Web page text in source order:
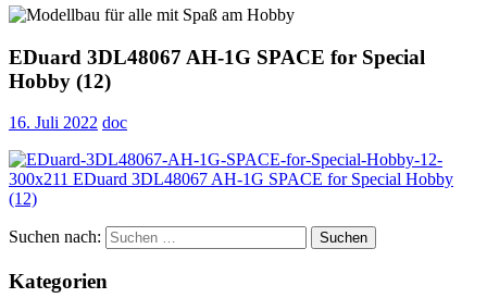
to
EDuard 3DL48067 AH-1G SPACE for Special
Hobby (12)
16. Juli 2022 doc
Suchen nach: Suchen
Kategorien